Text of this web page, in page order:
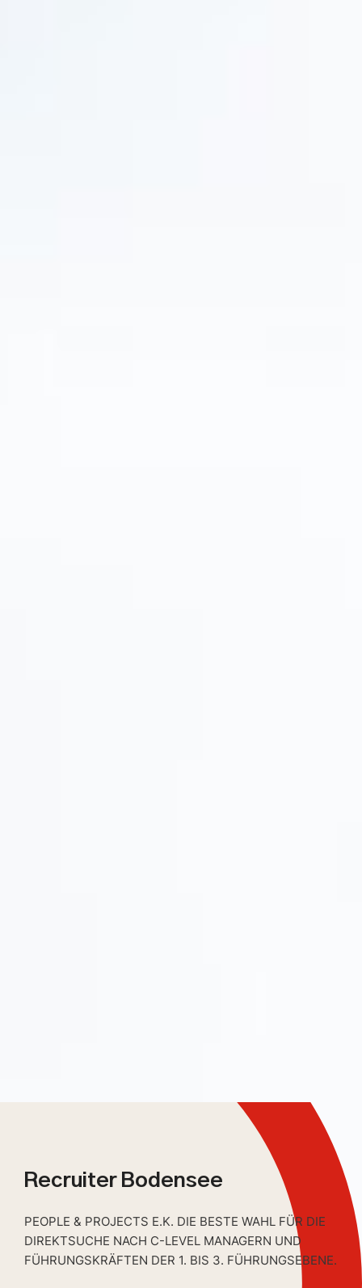
Recruiter Bodensee
PEOPLE & PROJECTS E.K. DIE BESTE WAHL FÜR DIE
DIREKTSUCHE NACH C-LEVEL MANAGERN UND
FÜHRUNGSKRÄFTEN DER 1. BIS 3. FÜHRUNGSEBENE.